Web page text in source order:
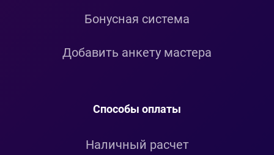
Бонусная система
Добавить анкету мастера
Способы оплаты
Наличный расчет